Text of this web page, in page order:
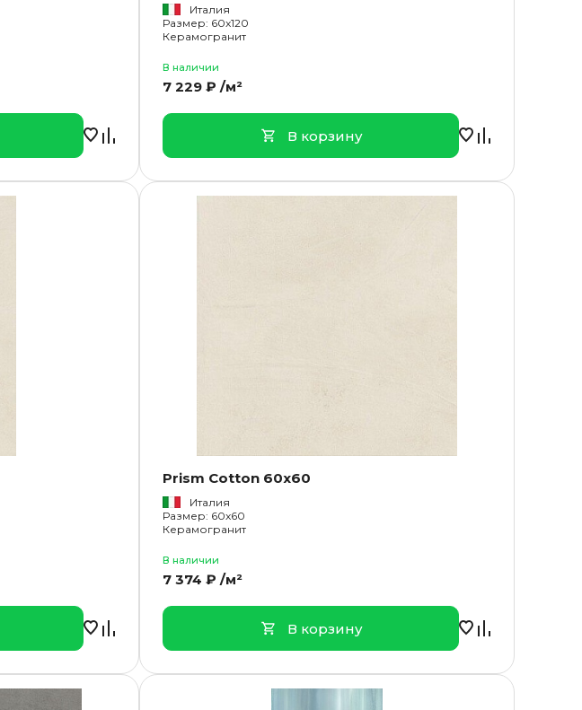
Италия
Размер: 60x120
Керамогранит
В наличии
7 229 ₽ /м²
В корзину
Prism Cotton 60x60
Италия
Размер: 60x60
Керамогранит
В наличии
7 374 ₽ /м²
В корзину